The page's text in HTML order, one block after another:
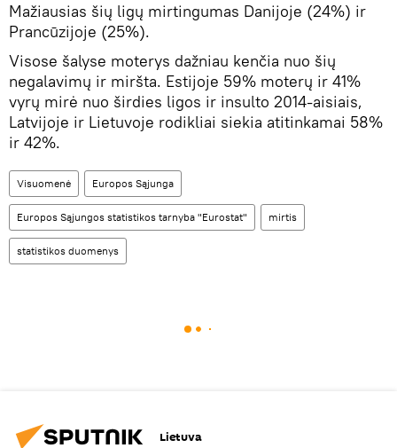
Mažiausias šių ligų mirtingumas Danijoje (24%) ir
Prancūzijoje (25%).
Visose šalyse moterys dažniau kenčia nuo šių
negalavimų ir miršta. Estijoje 59% moterų ir 41%
vyrų mirė nuo širdies ligos ir insulto 2014-aisiais,
Latvijoje ir Lietuvoje rodikliai siekia atitinkamai 58%
ir 42%.
Visuomenė Europos Sąjunga
Europos Sąjungos statistikos tarnyba "Eurostat" mirtis
statistikos duomenys
Lietuva